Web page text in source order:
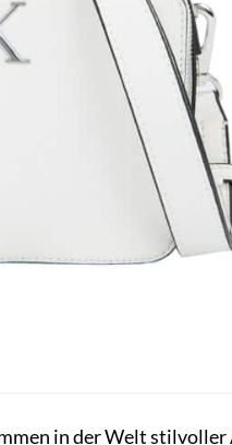
in der Welt stilvoller